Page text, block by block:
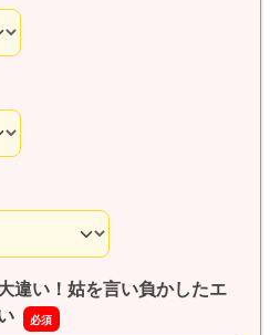
違い！姑を言い負かしたエ